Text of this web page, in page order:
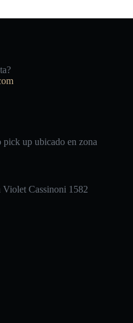
pick up ubicado en zona
Violet Cassinoni 1582